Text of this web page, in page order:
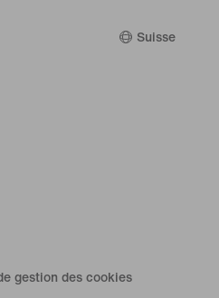
Suisse
gestion des cookies